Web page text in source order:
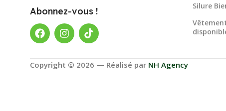
Abonnez-vous !
Silure
Copyright © 2026 — Réalisé par NH Agency